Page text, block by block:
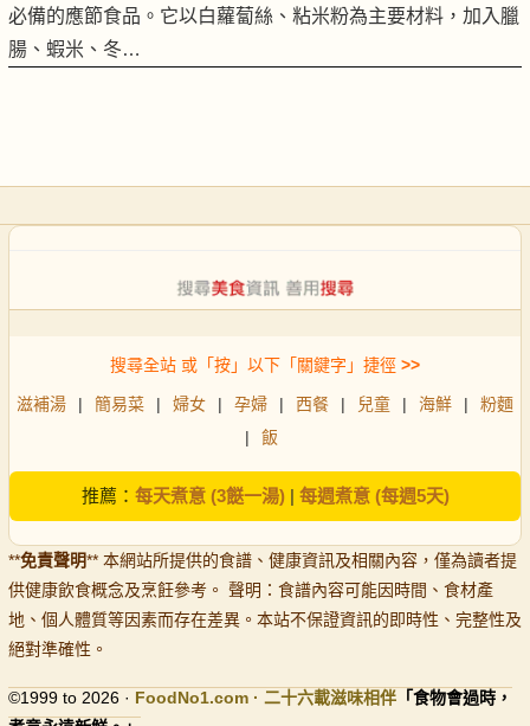
必備的應節食品。它以白蘿蔔絲、粘米粉為主要材料，加入臘
腸、蝦米、冬…
搜尋全站 或「按」以下「關鍵字」捷徑 >>
滋補湯 | 簡易菜 | 婦女 | 孕婦 | 西餐 | 兒童 | 海鮮 |
粉麵
|
飯
推薦： 每天煮意 (3餸一湯)| 每週煮意 (每週5天)
**免責聲明** 本網站所提供的食譜、健康資訊及相關內容，僅為讀者提
供健康飲食概念及烹飪參考。 聲明：食譜內容可能因時間、食材產
地、個人體質等因素而存在差異。本站不保證資訊的即時性、完整性及
絕對準確性。
©1999 to 2026 · FoodNo1.com · 二十六載滋味相伴 「食物會過時，